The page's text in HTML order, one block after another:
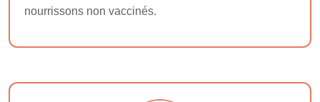
nourrissons non vaccinés.